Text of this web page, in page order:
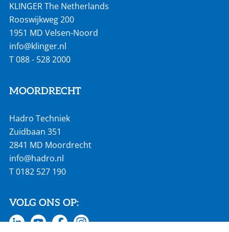
KLINGER The Netherlands
Rooswijkweg 200
1951 MD Velsen-Noord
info@klinger.nl
T088 - 528 2000
MOORDRECHT
Hadro Techniek
Zuidbaan 351
2841 MD Moordrecht
info@hadro.nl
T0182 527 190
VOLG ONS OP: